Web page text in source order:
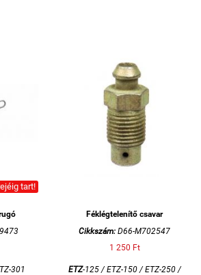
tart!
301
Féklégtelenítő csavar
Cikkszám: D66-M702547
1 250 Ft
ETZ-125 / ETZ-150 / ETZ-250 /